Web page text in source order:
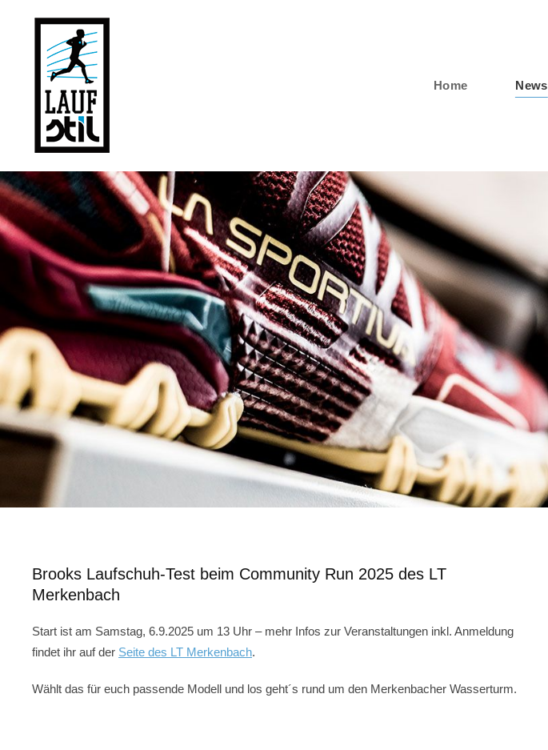
Home News
Brooks Laufschuh-Test beim Community Run 2025 des LT
Merkenbach
Start ist am Samstag, 6.9.2025 um 13 Uhr – mehr Infos zur Veranstaltungen inkl. Anmeldung
findet ihr auf der Seite des LT Merkenbach.
Wählt das für euch passende Modell und los geht´s rund um den Merkenbacher Wasserturm.